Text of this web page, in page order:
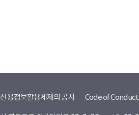
신용정보활용체제의 공시 Code of Conduct